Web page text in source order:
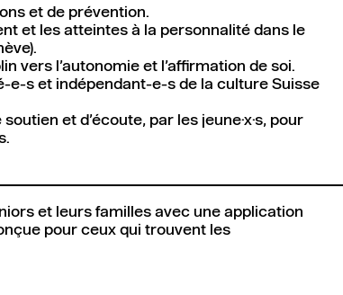
et de prévention.
et les atteintes à la personnalité dans le
vers l’autonomie et l’affirmation de soi.
e-s et indépendant-e-s de la culture Suisse
et d’écoute, par les jeune·x·s, pour
et leurs familles avec une application
pour ceux qui trouvent les